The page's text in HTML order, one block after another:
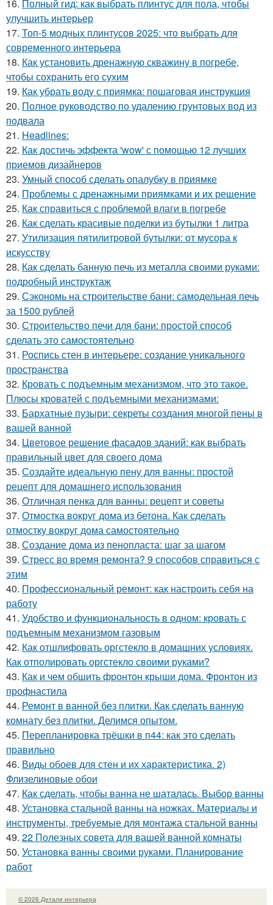
16. Полный гид: как выбрать плинтус для пола, чтобы
улучшить интерьер
17. Топ-5 модных плинтусов 2025: что выбрать для
современного интерьера
18. Как установить дренажную скважину в погребе,
чтобы сохранить его сухим
19. Как убрать воду с приямка: пошаговая инструкция
20. Полное руководство по удалению грунтовых вод из
подвала
21. Headlines:
22. Как достичь эффекта 'wow' с помощью 12 лучших
приемов дизайнеров
23. Умный способ сделать опалубку в приямке
24. Проблемы с дренажными приямками и их решение
25. Как справиться с проблемой влаги в погребе
26. Как сделать красивые поделки из бутылки 1 литра
27. Утилизация пятилитровой бутылки: от мусора к
искусству
28. Как сделать банную печь из металла своими руками:
подробный инструктаж
29. Сэкономь на строительстве бани: самодельная печь
за 1500 рублей
30. Строительство печи для бани: простой способ
сделать это самостоятельно
31. Роспись стен в интерьере: создание уникального
пространства
32. Кровать с подъемным механизмом, что это такое.
Плюсы кроватей с подъемными механизмами:
33. Бархатные пузыри: секреты создания многой пены в
вашей ванной
34. Цветовое решение фасадов зданий: как выбрать
правильный цвет для своего дома
35. Создайте идеальную пену для ванны: простой
рецепт для домашнего использования
36. Отличная пенка для ванны: рецепт и советы
37. Отмостка вокруг дома из бетона. Как сделать
отмостку вокруг дома самостоятельно
38. Создание дома из пенопласта: шаг за шагом
39. Стресс во время ремонта? 9 способов справиться с
этим
40. Профессиональный ремонт: как настроить себя на
работу
41. Удобство и функциональность в одном: кровать с
подъемным механизмом газовым
42. Как отшлифовать оргстекло в домашних условиях.
Как отполировать оргстекло своими руками?
43. Как и чем обшить фронтон крыши дома. Фронтон из
профнастила
44. Ремонт в ванной без плитки. Как сделать ванную
комнату без плитки. Делимся опытом.
45. Перепланировка трёшки в п44: как это сделать
правильно
46. Виды обоев для стен и их характеристика. 2)
Флизелиновые обои
47. Как сделать, чтобы ванна не шаталась. Выбор ванны
48. Установка стальной ванны на ножках. Материалы и
инструменты, требуемые для монтажа стальной ванны
49. 22 Полезных совета для вашей ванной комнаты
50. Установка ванны своими руками. Планирование
работ
© 2026 Детали интерьера